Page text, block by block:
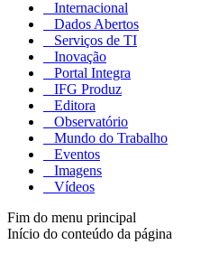
Internacional
Dados Abertos
Serviços de TI
Inovação
Portal Integra
IFG Produz
Editora
Observatório
Mundo do Trabalho
Eventos
Imagens
Vídeos
Fim do menu principal
Início do conteúdo da página